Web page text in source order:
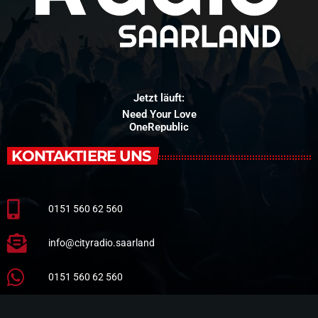
Jetzt läuft:
Need Your Love
OneRepublic
KONTAKTIERE UNS
0151 560 62 560
info@cityradio.saarland
0151 560 62 560